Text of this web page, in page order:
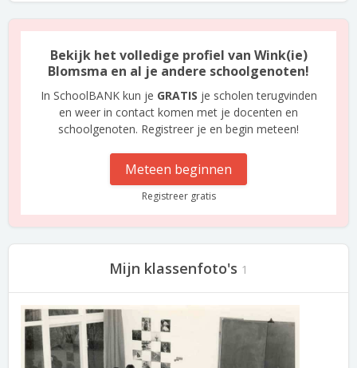
Bekijk het volledige profiel van Wink(ie)
Blomsma en al je andere schoolgenoten!
In SchoolBANK kun je GRATIS je scholen terugvinden
en weer in contact komen met je docenten en
schoolgenoten. Registreer je en begin meteen!
Meteen beginnen
Registreer gratis
Mijn klassenfoto's 1